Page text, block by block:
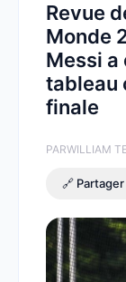
Revue
Monde
Messi a
tableau
finale
PARWILLIAM
🔗 Partager